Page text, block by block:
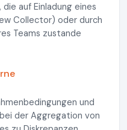
auf Einladung eines
Collector) oder durch
Teams zustande
und
der Aggregation von